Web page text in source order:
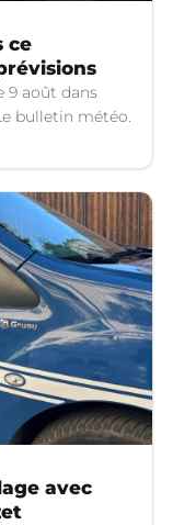
ce
9 août dans
bulletin météo.
avec